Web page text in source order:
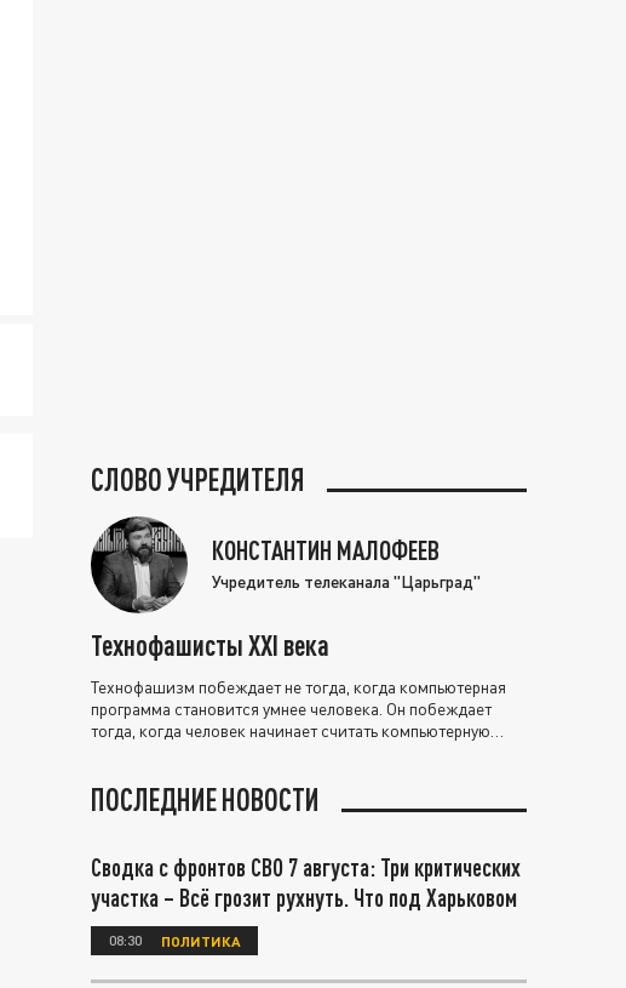
СЛОВО УЧРЕДИТЕЛЯ
КОНСТАНТИН МАЛОФЕЕВ
Учредитель телеканала "Царьград"
Технофашисты XXI века
Технофашизм побеждает не тогда, когда компьютерная
программа становится умнее человека. Он побеждает
тогда, когда человек начинает считать компьютерную
ПОСЛЕДНИЕ НОВОСТИ
Сводка с фронтов СВО 7 августа: Три критических
участка – Всё грозит рухнуть. Что под Харьковом
08:30 ПОЛИТИКА